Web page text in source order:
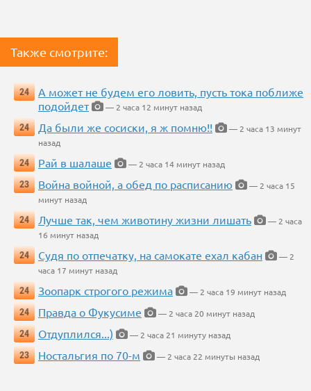
Также смотрите:
24
А может не будем его ловить, пусть тока поближе
подойдет
— 2 часа 12 минут назад
24
Да были же сосиски, я ж помню!!
— 2 часа 13 минут
назад
24
Рай в шалаше
— 2 часа 14 минут назад
23
Война войной, а обед по расписанию
— 2 часа 15
минут назад
24
Лучше так, чем животину жизни лишать
— 2 часа
16 минут назад
24
Судя по отпечатку, на самокате ехал кабан
— 2
часа 17 минут назад
24
Зоопарк строгого режима
— 2 часа 19 минут назад
24
Правда о Фукусиме
— 2 часа 20 минут назад
24
Отдуплился...)
— 2 часа 21 минуту назад
23
Ностальгия по 70-м — 2 часа 22 минуты назад